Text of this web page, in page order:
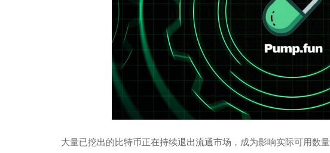
大量已挖出的比特币正在持续退出流通市场，成为影响实际可用数